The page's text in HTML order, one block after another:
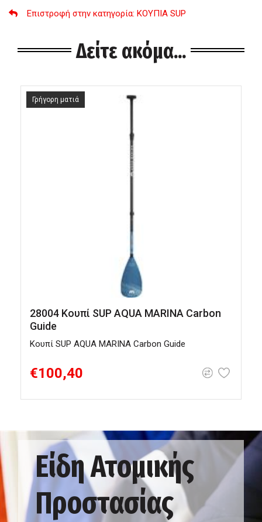
Επιστροφή στην κατηγορία: ΚΟΥΠΙΑ SUP
Δείτε ακόμα...
28004 Κουπί SUP AQUA MARINA Carbon
Guide
Κουπί SUP AQUA MARINA Carbon Guide
€100,40
Γρήγορη ματιά
Είδη Ατομικής
Προστασίας